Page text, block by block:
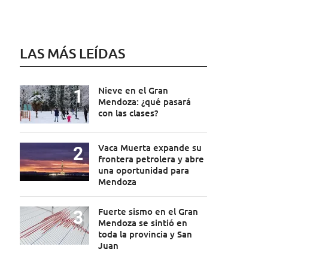
LAS MÁS LEÍDAS
Nieve en el Gran
Mendoza: ¿qué pasará
con las clases?
Vaca Muerta expande su
frontera petrolera y abre
una oportunidad para
Mendoza
Fuerte sismo en el Gran
Mendoza se sintió en
toda la provincia y San
Juan